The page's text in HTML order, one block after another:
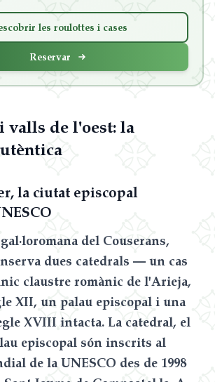
les roulottes i cases
Reservar
valls de l'oest: la
la ciutat episcopal
del Couserans,
dues catedrals — un cas
claustre romànic de l'Arieja,
XII, un palau episcopal i una
XVIII intacta. La catedral, el
episcopal són inscrits al
de la UNESCO des de 1998